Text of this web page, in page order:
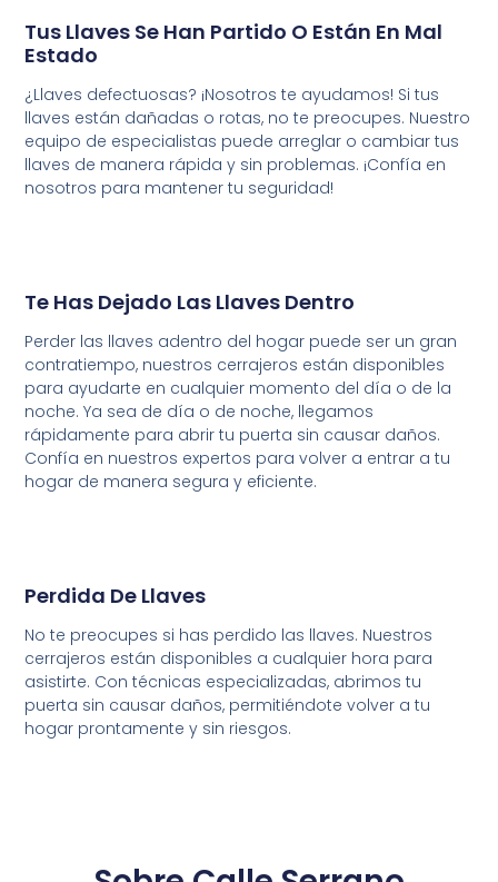
Tus Llaves Se Han Partido O Están En Mal
Estado
¿Llaves defectuosas? ¡Nosotros te ayudamos! Si tus
llaves están dañadas o rotas, no te preocupes. Nuestro
equipo de especialistas puede arreglar o cambiar tus
llaves de manera rápida y sin problemas. ¡Confía en
nosotros para mantener tu seguridad!
Te Has Dejado Las Llaves Dentro
Perder las llaves adentro del hogar puede ser un gran
contratiempo, nuestros cerrajeros están disponibles
para ayudarte en cualquier momento del día o de la
noche. Ya sea de día o de noche, llegamos
rápidamente para abrir tu puerta sin causar daños.
Confía en nuestros expertos para volver a entrar a tu
hogar de manera segura y eficiente.
Perdida De Llaves
No te preocupes si has perdido las llaves. Nuestros
cerrajeros están disponibles a cualquier hora para
asistirte. Con técnicas especializadas, abrimos tu
puerta sin causar daños, permitiéndote volver a tu
hogar prontamente y sin riesgos.